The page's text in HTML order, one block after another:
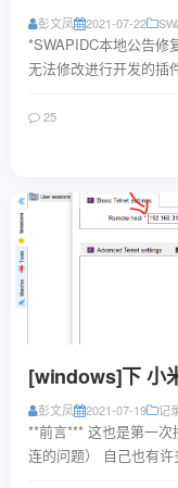
彭文凤 2021-07-22
*SWAPIDC本地公告修
无法修改进行开发的插
25
[windows]下 小
彭文凤 2021-07-19 记
**前言*** 这也是第一
连的问题） 自己也有